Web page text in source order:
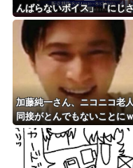
んばらないボイス」「にじ
束縛ボイス Vol.2」、「ボ
ジュアルカード」2026年8月
(金)12時より販売決定！
加藤純一さん、ニコニコ老
同接がとんでもないことに
ｗｗｗｗｗｗｗ